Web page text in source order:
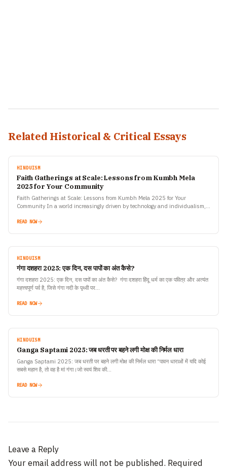
Related Historical & Critical Essays
HINDUISM
Faith Gatherings at Scale: Lessons from Kumbh Mela
2025 for Your Community
Faith Gatherings at Scale: Lessons from Kumbh Mela 2025 for Your
Community In a world increasingly driven by technology and individualism,
READ NOW
HINDUISM
गंगा दशहरा 2025: एक दिन, दस पापों का अंत कैसे?
गंगा दशहरा 2025: एक दिन, दस पापों का अंत कैसे? गंगा दशहरा हिंदू धर्म का एक पवित्र और अत्यंत
महत्त्वपूर्ण पर्व है, जिसे गंगा नदी के पृथ्वी पर…
READ NOW
HINDUISM
Ganga Saptami 2025: जब धरती पर बहने लगी मोक्ष की निर्मल धारा
Ganga Saptami 2025: जब धरती पर बहने लगी मोक्ष की निर्मल धारा “पावन धाराओं में यदि कोई
सबसे महान है, तो वह है मां गंगा।जो स्वयं शिव की…
READ NOW
Leave a Reply
Your email address will not be published. Required